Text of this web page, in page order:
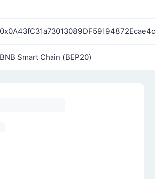
BNB Smart Chain (BEP20)